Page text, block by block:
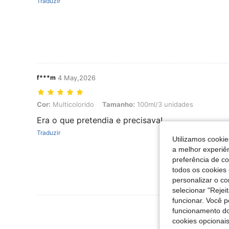
f***m 4 May,2026
Cor: Multicolorido, Tamanho: 100ml/3 unidades
Cor: Multicolorido Tamanho: 100ml/3 unidades
Era o que pretendia e precisava!
Traduzir
Ver Mais
Utilizamos
a melhor
preferência de
todos os
personalizar o
selecionar
funcionar. Você
funcionamento
cookies